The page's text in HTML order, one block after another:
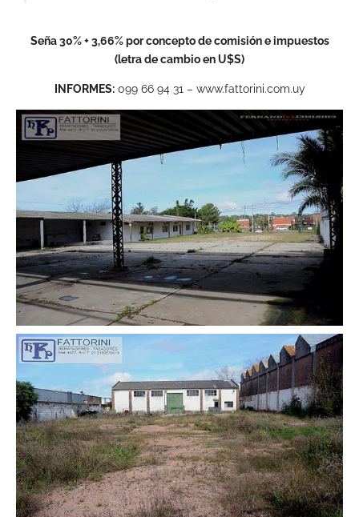
Seña 30% + 3,66% por concepto de comisión e impuestos
(letra de cambio en U$S)
INFORMES:099 66 94 31 – www.fattorini.com.uy